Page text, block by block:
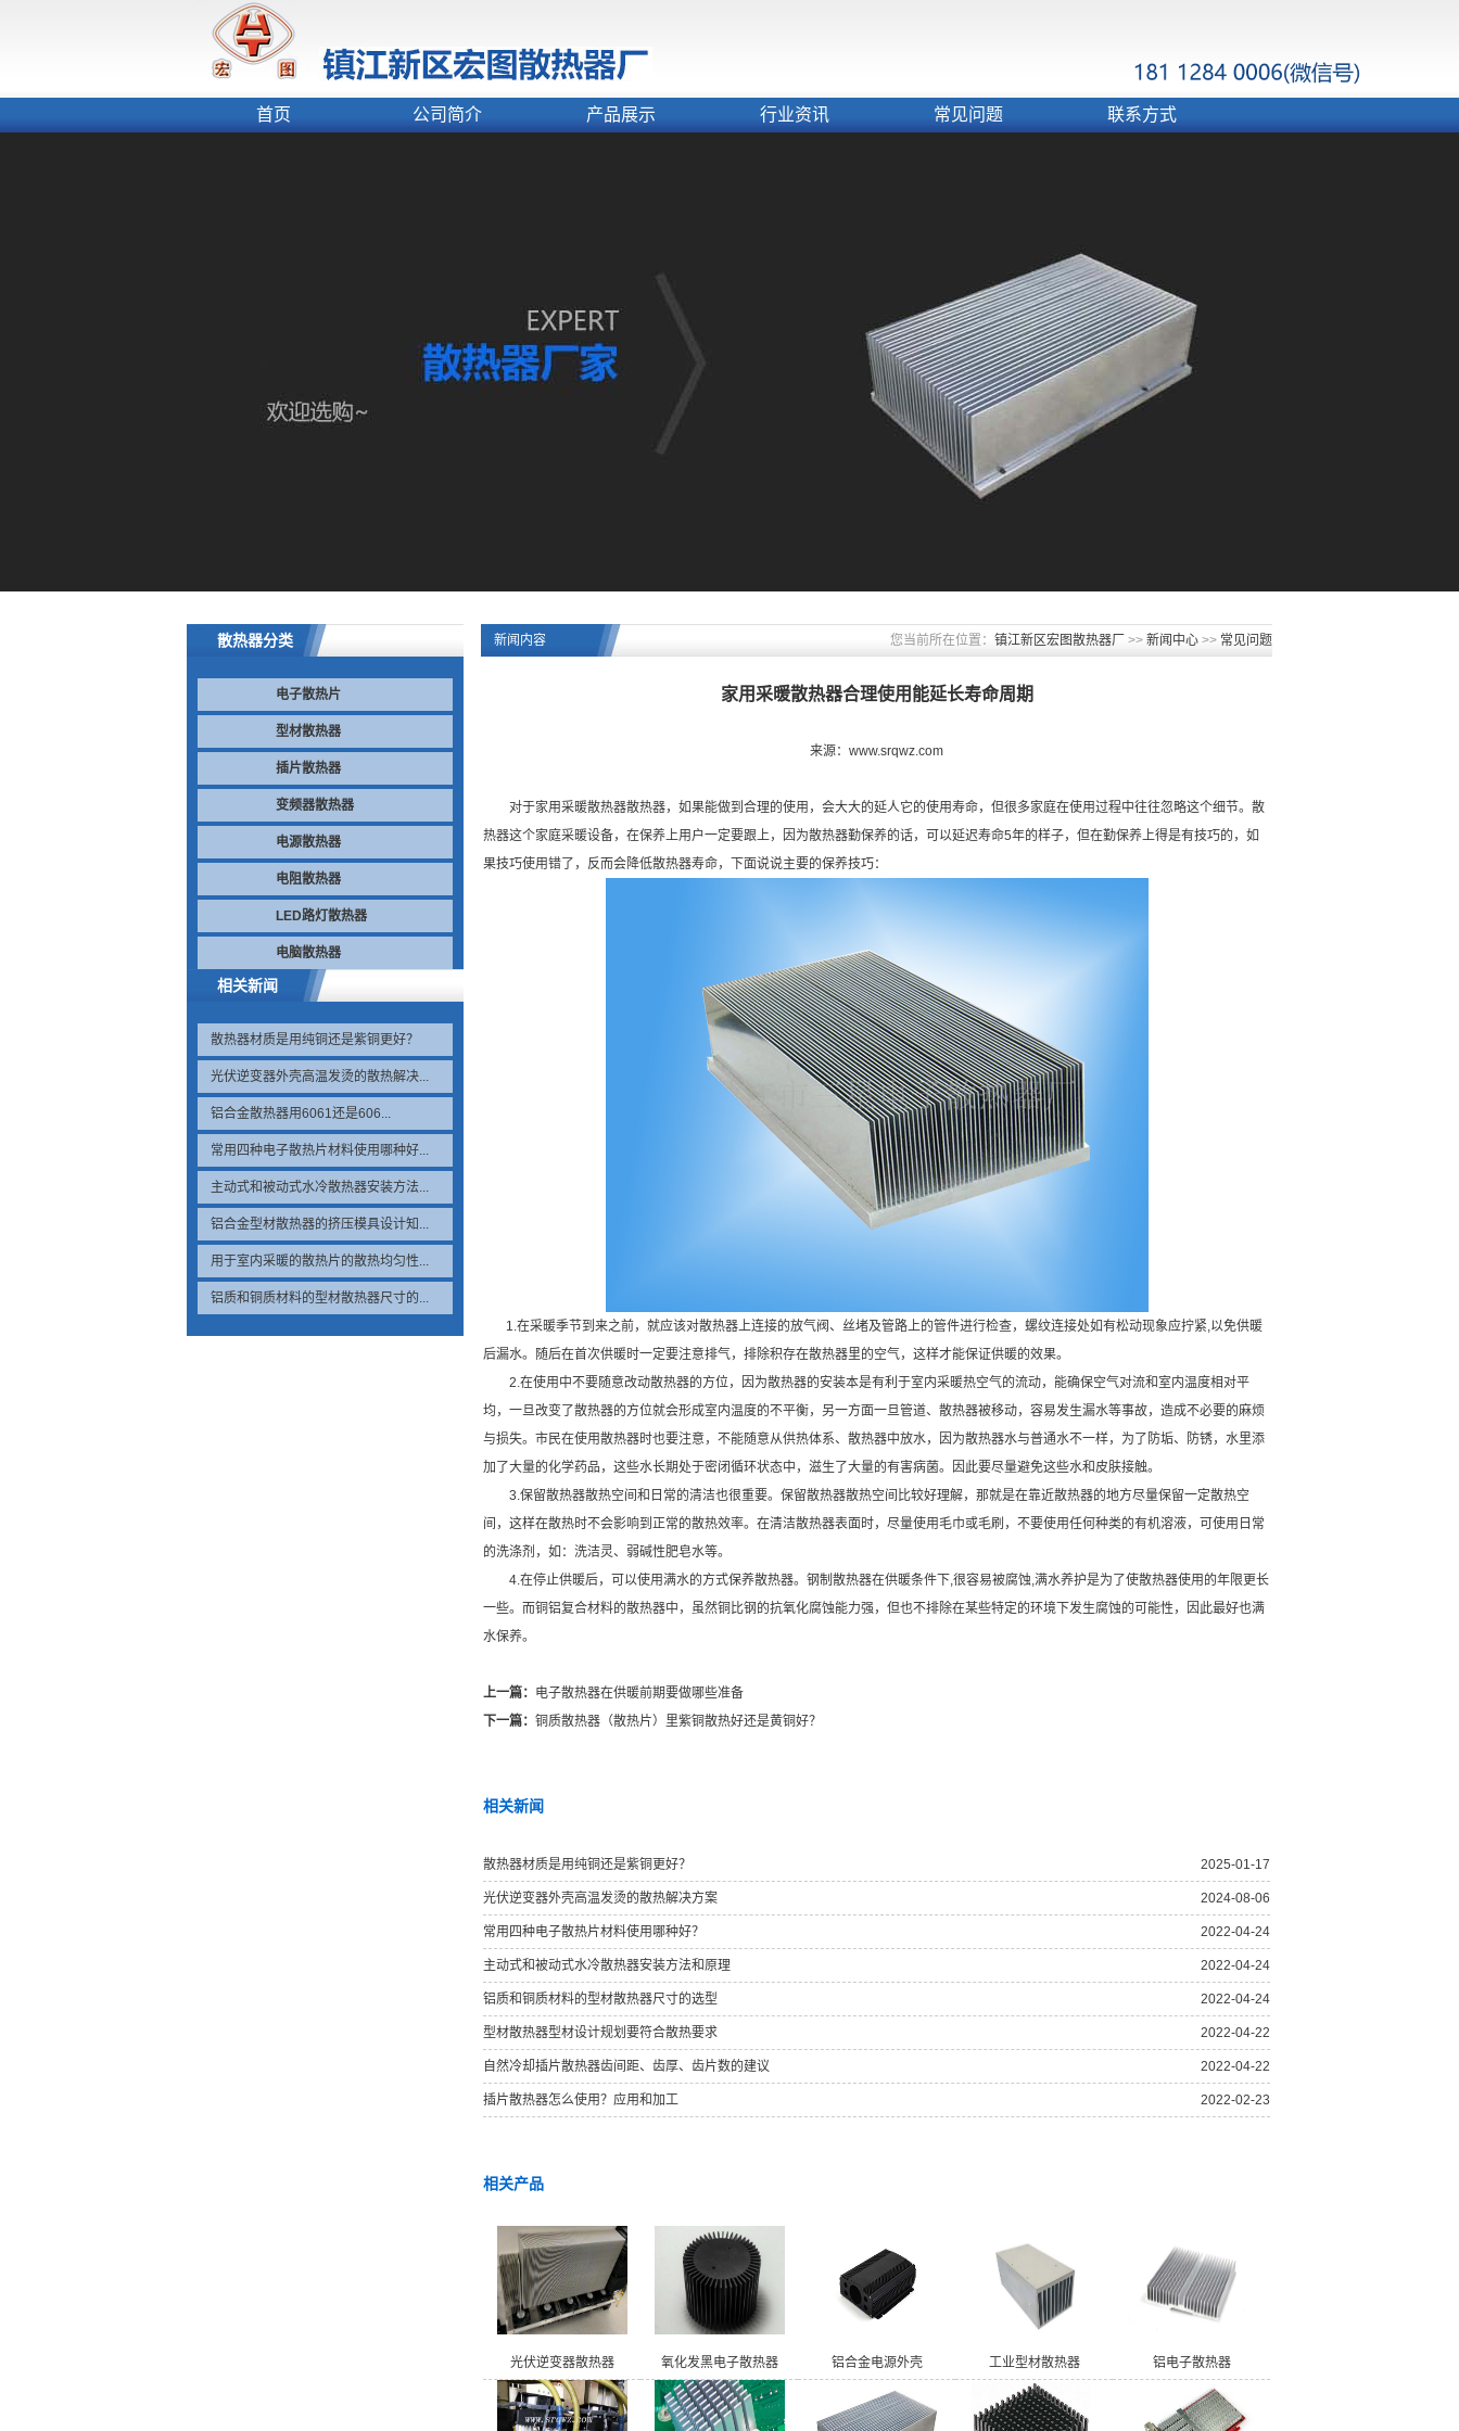
首页 公司简介 产品展示 行业资讯 常见问题 联系方式
散热器分类
电子散热片
型材散热器
插片散热器
变频器散热器
电源散热器
电阻散热器
LED路灯散热器
电脑散热器
相关新闻
散热器材质是用纯铜还是紫铜更好？
光伏逆变器外壳高温发烫的散热解决...
铝合金散热器用6061还是606...
常用四种电子散热片材料使用哪种好...
主动式和被动式水冷散热器安装方法...
铝合金型材散热器的挤压模具设计知...
用于室内采暖的散热片的散热均匀性...
铝质和铜质材料的型材散热器尺寸的...
新闻内容 您当前所在位置： 镇江新区宏图散热器厂 >> 新闻中心 >> 常见问题
家用采暖散热器合理使用能延长寿命周期
来源：www.srqwz.com
对于家用采暖散热器散热器，如果能做到合理的使用，会大大的延人它的使用寿命，但很多家庭在使用过程中往往忽略这个细节。散
热器这个家庭采暖设备，在保养上用户一定要跟上，因为散热器勤保养的话，可以延迟寿命5年的样子，但在勤保养上得是有技巧的，如
果技巧使用错了，反而会降低散热器寿命，下面说说主要的保养技巧：
1.在采暖季节到来之前，就应该对散热器上连接的放气阀、丝堵及管路上的管件进行检查，螺纹连接处如有松动现象应拧紧,以免供暖
后漏水。随后在首次供暖时一定要注意排气，排除积存在散热器里的空气，这样才能保证供暖的效果。
2.在使用中不要随意改动散热器的方位，因为散热器的安装本是有利于室内采暖热空气的流动，能确保空气对流和室内温度相对平
均，一旦改变了散热器的方位就会形成室内温度的不平衡，另一方面一旦管道、散热器被移动，容易发生漏水等事故，造成不必要的麻烦
与损失。市民在使用散热器时也要注意，不能随意从供热体系、散热器中放水，因为散热器水与普通水不一样，为了防垢、防锈，水里添
加了大量的化学药品，这些水长期处于密闭循环状态中，滋生了大量的有害病菌。因此要尽量避免这些水和皮肤接触。
3.保留散热器散热空间和日常的清洁也很重要。保留散热器散热空间比较好理解，那就是在靠近散热器的地方尽量保留一定散热空
间，这样在散热时不会影响到正常的散热效率。在清洁散热器表面时，尽量使用毛巾或毛刷，不要使用任何种类的有机溶液，可使用日常
的洗涤剂，如：洗洁灵、弱碱性肥皂水等。
4.在停止供暖后，可以使用满水的方式保养散热器。钢制散热器在供暖条件下,很容易被腐蚀,满水养护是为了使散热器使用的年限更长
一些。而铜铝复合材料的散热器中，虽然铜比钢的抗氧化腐蚀能力强，但也不排除在某些特定的环境下发生腐蚀的可能性，因此最好也满
水保养。
上一篇： 电子散热器在供暖前期要做哪些准备
下一篇： 铜质散热器（散热片）里紫铜散热好还是黄铜好？
相关新闻
散热器材质是用纯铜还是紫铜更好？ 2025-01-17
光伏逆变器外壳高温发烫的散热解决方案 2024-08-06
常用四种电子散热片材料使用哪种好？ 2022-04-24
主动式和被动式水冷散热器安装方法和原理 2022-04-24
铝质和铜质材料的型材散热器尺寸的选型 2022-04-24
型材散热器型材设计规划要符合散热要求 2022-04-22
自然冷却插片散热器齿间距、齿厚、齿片数的建议 2022-04-22
插片散热器怎么使用？应用和加工 2022-02-23
相关产品
光伏逆变器散热器 氧化发黑电子散热器 铝合金电源外壳 工业型材散热器 铝电子散热器